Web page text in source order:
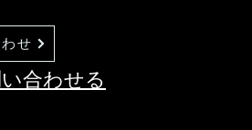
せ
合わせる